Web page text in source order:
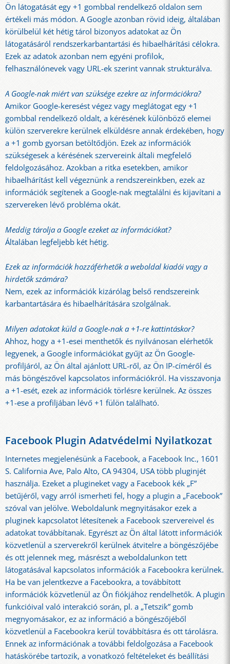
Ön látogatását egy +1 gombbal rendelkező oldalon sem
értékeli más módon. A Google azonban rövid ideig, általában
körülbelül két hétig tárol bizonyos adatokat az Ön
látogatásáról rendszerkarbantartási és hibaelhárítási célokra.
Ezek az adatok azonban nem egyéni profilok,
felhasználónevek vagy URL-ek szerint vannak strukturálva.
A Google-nak miért van szüksége ezekre az információkra?
Amikor Google-keresést végez vagy meglátogat egy +1
gombbal rendelkező oldalt, a kérésének különböző elemei
külön szerverekre kerülnek elküldésre annak érdekében, hogy
a +1 gomb gyorsan betöltődjön. Ezek az információk
szükségesek a kérésének szervereink általi megfelelő
feldolgozásához. Azokban a ritka esetekben, amikor
hibaelhárítást kell végeznünk a rendszereinkben, ezek az
információk segítenek a Google-nak megtalálni és kijavítani a
szervereken lévő probléma okát.
Meddig tárolja a Google ezeket az információkat?
Általában legfeljebb két hétig.
Ezek az információk hozzáférhetők a weboldal kiadói vagy a
hirdetők számára?
Nem, ezek az információk kizárólag belső rendszereink
karbantartására és hibaelhárítására szolgálnak.
Milyen adatokat küld a Google-nak a +1-re kattintáskor?
Ahhoz, hogy a +1-esei menthetők és nyilvánosan elérhetők
legyenek, a Google információkat gyűjt az Ön Google-
profiljáról, az Ön által ajánlott URL-ről, az Ön IP-címéről és
más böngészővel kapcsolatos információkról. Ha visszavonja
a +1-esét, ezek az információk törlésre kerülnek. Az összes
+1-ese a profiljában lévő +1 fülön található.
Facebook Plugin Adatvédelmi Nyilatkozat
Internetes megjelenésünk a Facebook, a Facebook Inc., 1601
S. California Ave, Palo Alto, CA 94304, USA több pluginjét
használja. Ezeket a plugineket vagy a Facebook kék „F”
betűjéről, vagy arról ismerheti fel, hogy a plugin a „Facebook”
szóval van jelölve. Weboldalunk megnyitásakor ezek a
pluginek kapcsolatot létesítenek a Facebook szervereivel és
adatokat továbbítanak. Egyrészt az Ön által látott információk
közvetlenül a szerverekről kerülnek átvitelre a böngészőjébe
és ott jelennek meg, másrészt a weboldalunkon tett
látogatásával kapcsolatos információk a Facebookra kerülnek.
Ha be van jelentkezve a Facebookra, a továbbított
információk közvetlenül az Ön fiókjához rendelhetők. A plugin
funkcióival való interakció során, pl. a „Tetszik” gomb
megnyomásakor, ez az információ a böngészőjéből
közvetlenül a Facebookra kerül továbbításra és ott tárolásra.
Ennek az információnak a további feldolgozása a Facebook
hatáskörébe tartozik, a vonatkozó feltételeket és beállítási